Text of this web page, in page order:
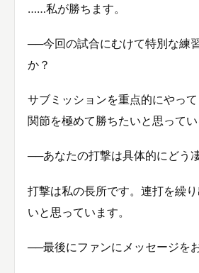
……私が勝ちます。
──今回の試合にむけて特別な練
か？
サブミッションを重点的にやっ
関節を極めて勝ちたいと思ってい
──あなたの打撃は具体的にどう
打撃は私の長所です。連打を繰
いと思っています。
──最後にファンにメッセージを